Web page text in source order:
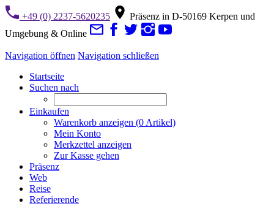
+49 (0) 2237-5620235
Präsenz in D-50169 Kerpen und
Umgebung & Online
Navigation öffnen Navigation schließen
Startseite
Suchen nach
Einkaufen
Warenkorb anzeigen (0 Artikel)
Mein Konto
Merkzettel anzeigen
Zur Kasse gehen
Präsenz
Web
Reise
Referierende